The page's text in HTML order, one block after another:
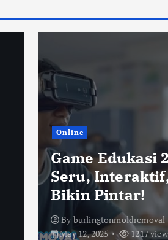
Online
Game Edukasi
Seru,
Bikin Pintar!
By burlingtonmoldremoval
May 12, 2025
1217